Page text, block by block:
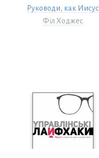
Руководи, как Иисус
Філ Ходжес